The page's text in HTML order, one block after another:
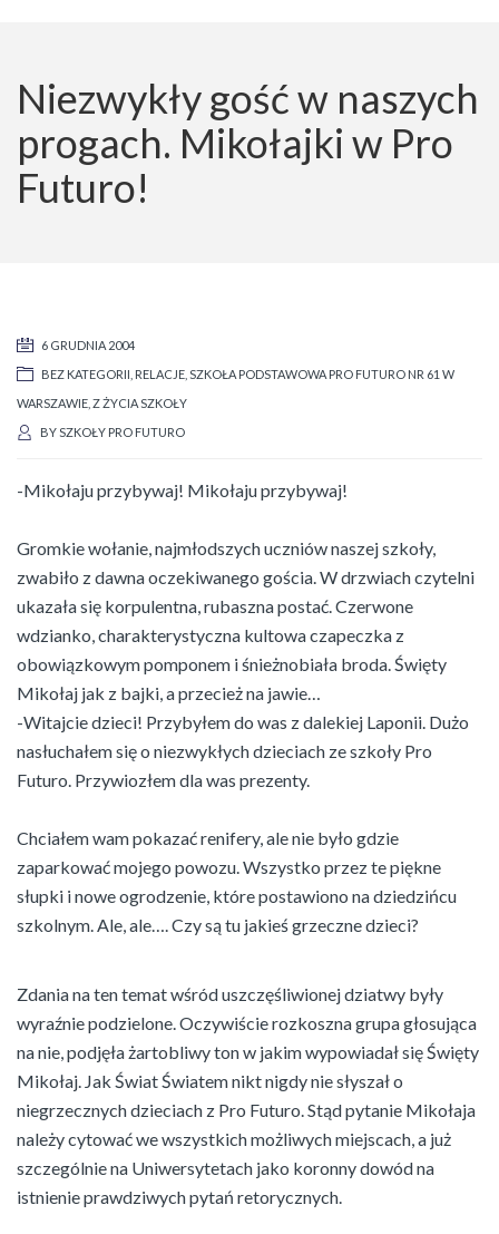
Niezwykły gość w naszych
progach. Mikołajki w Pro
Futuro!
6 GRUDNIA 2004
BEZ KATEGORII RELACJE SZKOŁA PODSTAWOWA PRO FUTURO NR 61 W
WARSZAWIE Z ŻYCIA SZKOŁY
BYSZKOŁY PRO FUTURO
-Mikołaju przybywaj! Mikołaju przybywaj!
Gromkie wołanie, najmłodszych uczniów naszej szkoły,
zwabiło z dawna oczekiwanego gościa. W drzwiach czytelni
ukazała się korpulentna, rubaszna postać. Czerwone
wdzianko, charakterystyczna kultowa czapeczka z
obowiązkowym pomponem i śnieżnobiała broda. Święty
Mikołaj jak z bajki, a przecież na jawie…
-Witajcie dzieci! Przybyłem do was z dalekiej Laponii. Dużo
nasłuchałem się o niezwykłych dzieciach ze szkoły Pro
Futuro. Przywiozłem dla was prezenty.
Chciałem wam pokazać renifery, ale nie było gdzie
zaparkować mojego powozu. Wszystko przez te piękne
słupki i nowe ogrodzenie, które postawiono na dziedzińcu
szkolnym. Ale, ale…. Czy są tu jakieś grzeczne dzieci?
Zdania na ten temat wśród uszczęśliwionej dziatwy były
wyraźnie podzielone. Oczywiście rozkoszna grupa głosująca
na nie, podjęła żartobliwy ton w jakim wypowiadał się Święty
Mikołaj. Jak Świat Światem nikt nigdy nie słyszał o
niegrzecznych dzieciach z Pro Futuro. Stąd pytanie Mikołaja
należy cytować we wszystkich możliwych miejscach, a już
szczególnie na Uniwersytetach jako koronny dowód na
istnienie prawdziwych pytań retorycznych.